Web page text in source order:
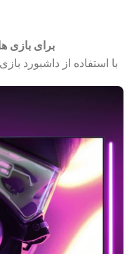
برای بازی
با استفاده از داشبورد